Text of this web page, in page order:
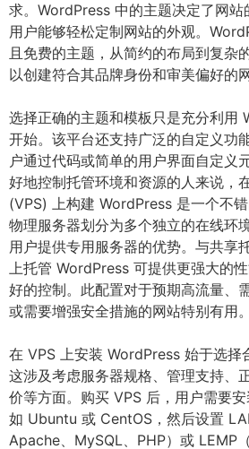
求。WordPress 中的主题决定了网站
用户能够轻松定制网站的外观。
且免费的主题，从简约的布局到复杂
以创建符合其品牌身份和审美偏好的网
选择正确的主题和模板只是充分利用
开始。该平台还支持广泛的自定义功
户通过代码或简单的用户界面自定义
好地控制托管环境和资源的人来说，
(VPS) 上构建 WordPress 是一个不
物理服务器划分为多个独立的在线环
用户提供专用服务器的优势。与共享
上托管 WordPress 可提供更强大的
好的控制。此配置对于预期高流量、
或需要增强安全措施的网站特别有用。
在 VPS 上安装 WordPress 始于选择
这涉及考虑服务器规格、管理支持、
价等方面。购买 VPS 后，用户需要
如 Ubuntu 或 CentOS，然后设置
Apache、MySQL、PHP）或 LEMP